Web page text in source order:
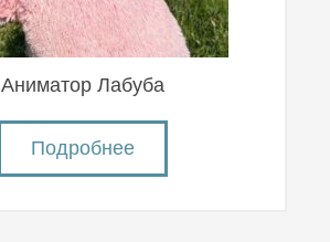
Аниматор Лабуба
Подробнее